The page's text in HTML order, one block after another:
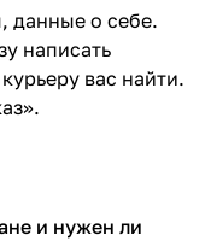
данные о себе.
написать
вас найти.
и нужен ли